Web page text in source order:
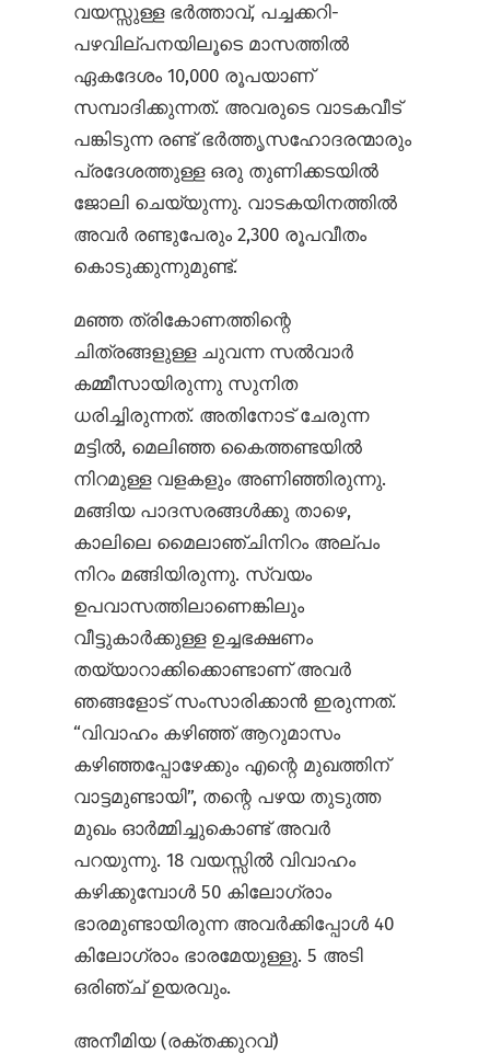
വയസ്സുള്ള ഭർത്താവ്, പച്ചക്കറി-
പഴവില്പനയിലൂടെ മാസത്തിൽ
ഏകദേശം 10,000 രൂപയാണ്
സമ്പാദിക്കുന്നത്. അവരുടെ വാടകവീട്
പങ്കിടുന്ന രണ്ട് ഭർത്തൃസഹോദരന്മാരും
പ്രദേശത്തുള്ള ഒരു തുണിക്കടയിൽ
ജോലി ചെയ്യുന്നു. വാടകയിനത്തിൽ
അവർ രണ്ടുപേരും 2,300 രൂപവീതം
കൊടുക്കുന്നുമുണ്ട്.
മഞ്ഞ ത്രികോണത്തിന്റെ
ചിത്രങ്ങളുള്ള ചുവന്ന സൽ‌വാർ
കമ്മീസായിരുന്നു സുനിത
ധരിച്ചിരുന്നത്. അതിനോട് ചേരുന്ന
മട്ടിൽ, മെലിഞ്ഞ കൈത്തണ്ടയിൽ
നിറമുള്ള വളകളും അണിഞ്ഞിരുന്നു.
മങ്ങിയ പാദസരങ്ങൾക്കു താഴെ,
കാലിലെ മൈലാഞ്ചിനിറം അല്പം
നിറം മങ്ങിയിരുന്നു. സ്വയം
ഉപവാസത്തിലാണെങ്കിലും
വീട്ടുകാർക്കുള്ള ഉച്ചഭക്ഷണം
തയ്യാറാക്കിക്കൊണ്ടാണ് അവർ
ഞങ്ങളോട് സംസാരിക്കാൻ ഇരുന്നത്.
“വിവാഹം കഴിഞ്ഞ് ആറുമാസം
കഴിഞ്ഞപ്പോഴേക്കും എന്റെ മുഖത്തിന്
വാട്ടമുണ്ടായി”, തന്റെ പഴയ തുടുത്ത
മുഖം ഓർമ്മിച്ചുകൊണ്ട് അവർ
പറയുന്നു. 18 വയസ്സിൽ വിവാഹം
കഴിക്കുമ്പോൾ 50 കിലോഗ്രാം
ഭാരമുണ്ടായിരുന്ന അവർക്കിപ്പോൾ 40
കിലോഗ്രാം ഭാരമേയുള്ളു. 5 അടി
ഒരിഞ്ച് ഉയരവും.
അനീമിയ (രക്തക്കുറവ്)